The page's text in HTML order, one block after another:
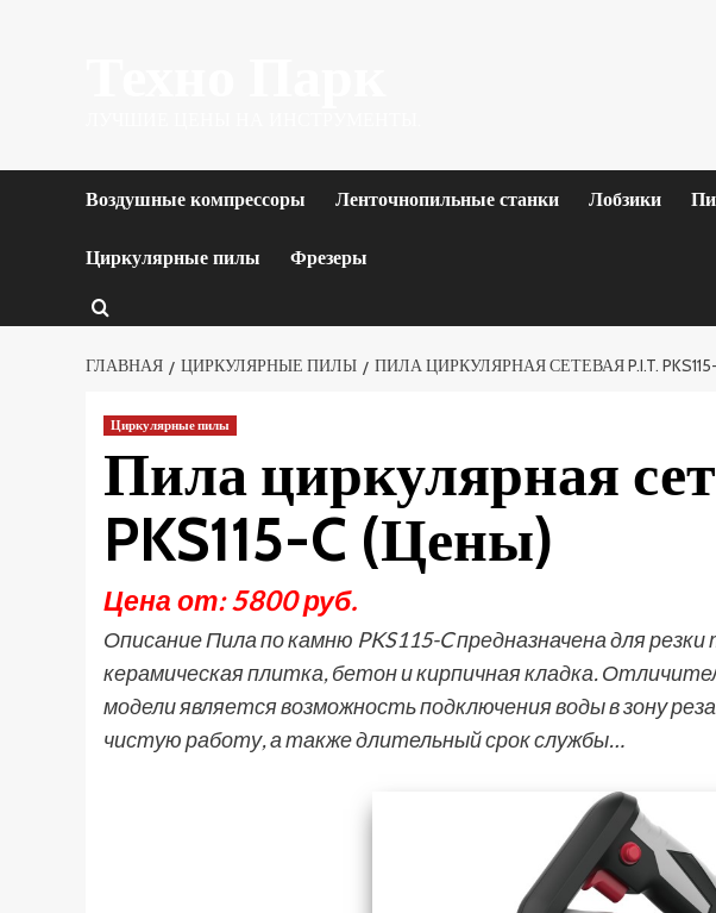
Воздушные компрессоры Ленточнопильные станки Лобзики
Циркулярные пилы Фрезеры
ГЛАВНАЯ ЦИРКУЛЯРНЫЕ ПИЛЫ ПИЛА ЦИРКУЛЯРНАЯ СЕТЕВАЯ P.I.T.
Циркулярные пилы
Пила циркулярная
PKS115-C (Цены)
Цена от: 5800 руб.
Описание Пила по камню PKS115-C предназначена для
керамическая плитка, бетон и кирпичная кладка.
модели является возможность подключения воды в зону
чистую работу, а также длительный срок службы…